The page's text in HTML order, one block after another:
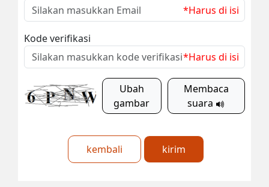
*Harus di isi
Kode verifikasi
*Harus di isi
Ubah
gambar
Membaca
suara
kembali kirim